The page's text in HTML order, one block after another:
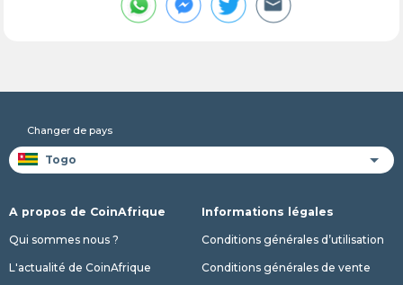
Changer de pays
A propos de CoinAfrique
Qui sommes nous ?
L'actualité de CoinAfrique
Informations légales
Conditions générales d’utilisation
Conditions générales de vente